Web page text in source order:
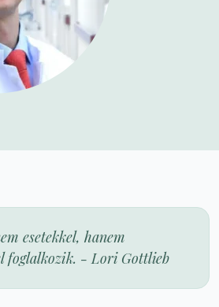
esetekkel, hanem
foglalkozik. - Lori Gottlieb